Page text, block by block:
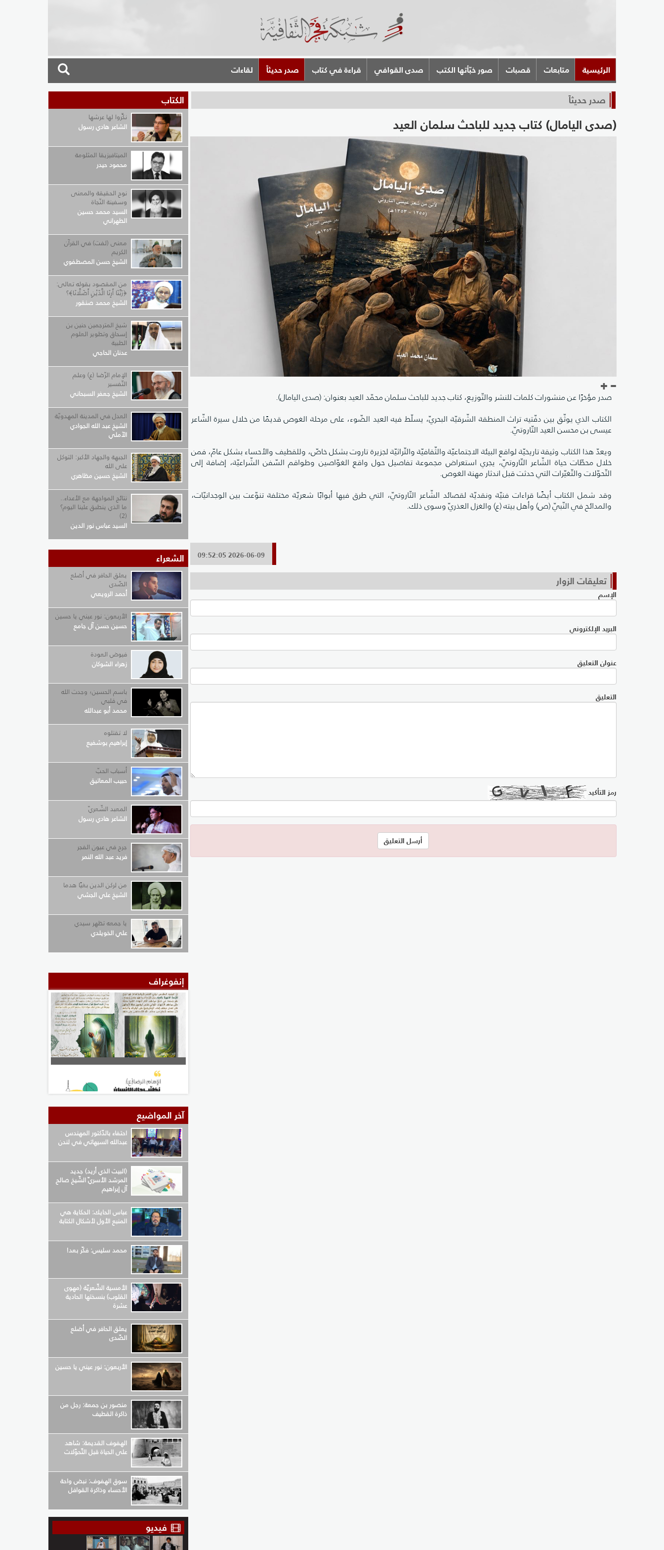
الرئيسية متابعات قصبات صور خبّأتها الكتب صدى القوافي قراءة في كتاب صدر حديثاً لقاءات
صدر حديثاً
(صدى اليامال) كتاب جديد للباحث سلمان العيد
صدر مؤخرًا عن منشورات كلمات للنشر والتّوزيع، كتاب جديد للباحث سلمان محمّد العيد بعنوان: (صدى اليامال).
الكتاب الذي يوثّق بين دفّتيه تراث المنطقة الشّرقيّة البحريّ، يسلّط فيه العيد الضّوء، على مرحلة الغوص قديمًا من خلال سيرة الشّاعر
عيسى بن محسن العيد التّاروتيّ.
ويعدّ هذا الكتاب وثيقة تاريخيّة لواقع البيئة الاجتماعيّة والثّقافيّة والتّراثيّة لجزيرة تاروت بشكل خاصّ، وللقطيف والأحساء بشكل عامّ، فمن
خلال محطّات حياة الشّاعر التّاروتيّ، يجري استعراض مجموعة تفاصيل حول واقع الغوّاصين وطواقم السّفن الشّراعيّة، إضافة إلى
التّحوّلات والتّغيّرات التي حدثت قبل اندثار مهنة الغوص.
وقد شمل الكتاب أيضًا قراءات فنيّة ونقديّة لقصائد الشّاعر التّاروتيّ، التي طرق فيها أبوابًا شعريّة مختلفة تنوّعت بين الوجدانيّات،
والمدائح في النّبيّ (ص) وأهل بيته (ع) والغزل العذريّ وسوى ذلك.
2026-06-09 09:52:05
تعليقات الزوار
الإسم
البريد الإلكتروني
عنوان التعليق
التعليق
رمز التأكيد
الكتاب
نكِّروا لها عرشها
الشاعر هادي رسول
الميتافيزيقا المثلومة
محمود حيدر
نوح الحقيقة والمعنى
وسفينة النّجاة
السيد محمد حسين
الطهراني
معنى (لفت) في القرآن
الكريم
الشيخ حسن المصطفوي
من المقصود بقوله تعالى:
﴿رَبَّنَا أَرِنَا الَّذَيْنِ أَضَلَّانَا﴾؟
الشيخ محمد صنقور
شيخ المترجمين حنين بن
إسحاق وتطوير العلوم
الطبية
عدنان الحاجي
الإمام الرّضا (ع) وعلم
التّفسير
الشيخ جعفر السبحاني
العدل في المدينة المهدويّة
الشيخ عبد الله الجوادي
الآملي
الجبهة والجهاد الأكبر: التوكل
على الله
الشيخ حسين مظاهري
نتائج المواجهة مع الأعداء..
ما الذي ينطبق علينا اليوم؟
(2)
السيد عباس نور الدين
الشعراء
يعلق الحافر في أضلع
الصّدى
أحمد الرويعي
الأربعون: نور عيني يا حسين
حسين حسن آل جامع
فيوض العودة
زهراء الشوكان
باسم الحسين؛ وجدت الله
في قلبي
محمد أبو عبدالله
لا تقتلوه
إبراهيم بوشفيع
أسباب الحبّ
حبيب المعاتيق
المعبد الشّعريّ
الشاعر هادي رسول
جرح في عيون الفجر
فريد عبد الله النمر
من لركن الدين بغيًا هدما
الشيخ علي الجشي
يا جمعه تظهر سيدي
علي الخويلدي
إنفوغراف
آخر المواضيع
احتفاء بالدّكتور المهندس
عبدالله السيهاتي في لندن
(البيت الذي أريد) جديد
المرشد الأسريّ الشّيخ صالح
آل إبراهيم
عباس الحايك: الحكاية هي
المنبع الأول لأشكال الكتابة
محمد سليس: فكّر بعد!
الأمسية الشّعريّة (مهوى
القلوب) بنسختها الحادية
عشرة
يعلق الحافر في أضلع
الصّدى
الأربعون: نور عيني يا حسين
منصور بن جمعة: رجل من
ذاكرة القطيف
الهفوف القديمة: شاهد
على الحياة قبل التّحوّلات
سوق الهفوف: نبض واحة
الأحساء وذاكرة القوافل
فيديو